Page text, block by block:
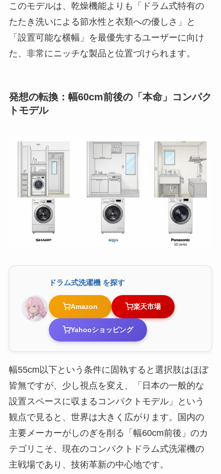
このモデルは、乾燥機能よりも「ドラム式特有の
たたき洗いによる節水性と衣類への優しさ」と
「設置可能な横幅」を最優先するユーザーに向け
た、非常にニッチな製品と位置づけられます。
発想の転換：幅60cm前後の「本命」コンパク
トモデル
ドラム式洗濯機 を探す
Amazon 楽天市場
Yahooショッピング
幅55cm以下という条件に固執すると選択肢はほぼ
皆無ですが、少し視点を変え、「日本の一般的な
設置スペースに収まるコンパクトモデル」という
観点で見ると、世界は大きく広がります。国内の
主要メーカーがしのぎを削る「幅60cm前後」のカ
テゴリこそ、現在のコンパクトドラム式洗濯機の
主戦場であり、技術革新の中心地です。